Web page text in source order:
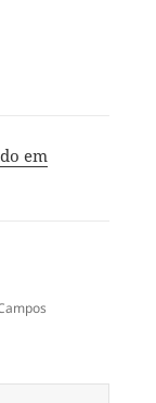
em